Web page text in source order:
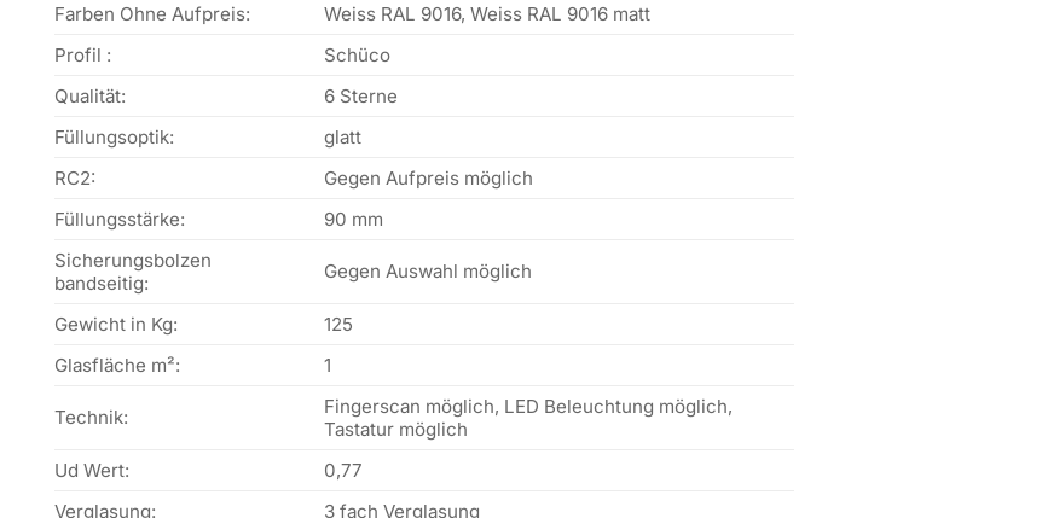
Farben Ohne Aufpreis:
Weiss RAL 9016, Weiss RAL 9016 matt
Profil :
Schüco
Qualität:
6 Sterne
Füllungsoptik:
glatt
RC2:
Gegen Aufpreis möglich
Füllungsstärke:
90 mm
Sicherungsbolzen
bandseitig:
Gegen Auswahl möglich
Gewicht in Kg:
125
Glasfläche m²:
1
Technik:
Fingerscan möglich, LED Beleuchtung möglich,
Tastatur möglich
Ud Wert:
0,77
Verglasung:
3 fach Verglasung